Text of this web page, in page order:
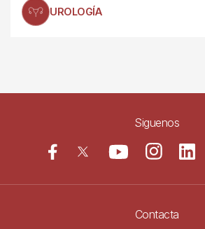
UROLOGÍA
Siguenos
Contacta